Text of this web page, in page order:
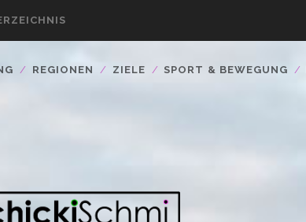
REGIONEN ZIELE SPORT & BEWEGUNG